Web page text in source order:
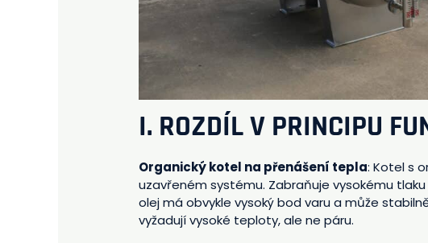
I. ROZDÍL V PRINCIPU
Organický kotel na přenášení tepla: Kotel s
uzavřeném systému. Zabraňuje vysokému
olej má obvykle vysoký bod varu a může
vyžadují vysoké teploty, ale ne páru.